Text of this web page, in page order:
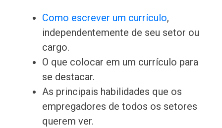
Como escrever um currículo,
independentemente de seu setor ou
cargo.
O que colocar em um currículo para
se destacar.
As principais habilidades que os
empregadores de todos os setores
querem ver.